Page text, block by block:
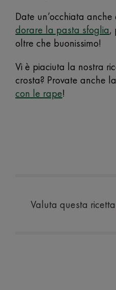
Date un’occhiata anche
dorare la pasta sfoglia,
oltre che buonissimo!
Vi è piaciuta la nostra
crosta? Provate anche
con le rape!
Valuta questa ricetta